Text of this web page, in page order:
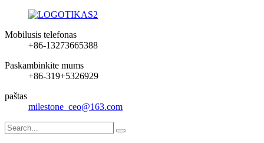
Mobilusis telefonas
+86-13273665388
Paskambinkite mums
+86-319+5326929
paštas
milestone_ceo@163.com